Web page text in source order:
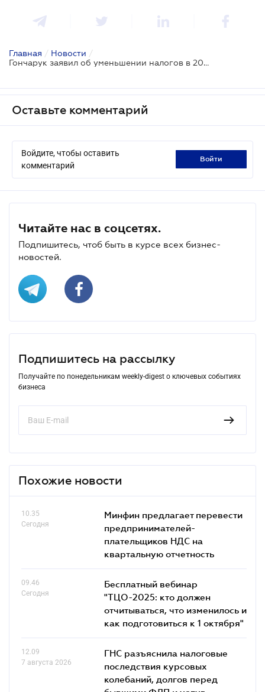
Главная / Новости /
Гончарук заявил об уменьшении налогов в 2020 году
Оставьте комментарий
Войдите, чтобы оставить
комментарий
войти
Читайте нас в соцсетях.
Подпишитесь, чтоб быть в курсе всех бизнес-
новостей.
Подпишитесь на рассылку
Получайте по понедельникам weekly-digest о ключевых событиях
бизнеса
Похожие новости
10.35
Сегодня
Минфин предлагает перевести
предпринимателей-
плательщиков НДС на
квартальную отчетность
09.46
Сегодня
Бесплатный вебинар
"ТЦО-2025: кто должен
отчитываться, что изменилось и
как подготовиться к 1 октября"
12.09
7 августа 2026
ГНС разъяснила налоговые
последствия курсовых
колебаний, долгов перед